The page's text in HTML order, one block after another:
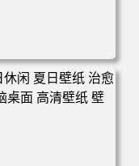
·汉库克 波雅汉库
壁纸大全